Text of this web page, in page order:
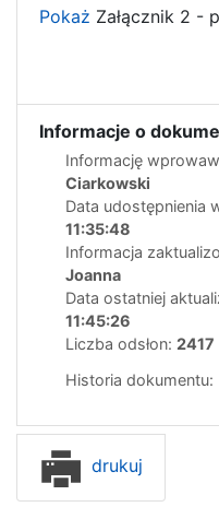
Pokaż Załącznik 2 -
Informacje o
Informację
Ciarkowski
Data udostępnienia
11:35:48
Informacja
Joanna
Data ostatniej
11:45:26
Liczba odsłon: 2417
Historia dokumentu:
drukuj